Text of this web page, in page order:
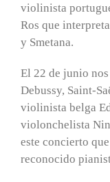
violinista
Ros que
y Smetana.
El 22 de junio
Debussy, Saint-
violinista belga
violonchelista
este concierto
reconocido